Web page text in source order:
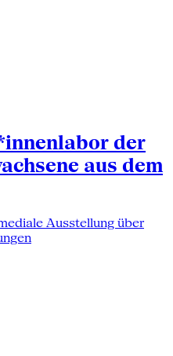
der
aus dem
Ausstellung über